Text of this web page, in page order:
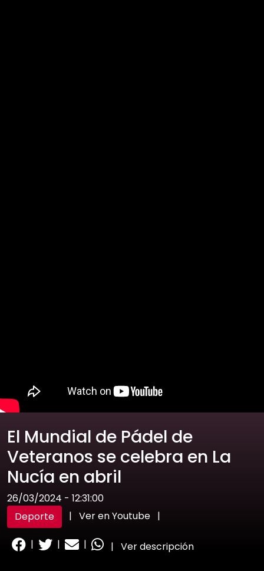
El Mundial de Pádel de
Veteranos se celebra en La
Nucía en abril
26/03/2024 - 12:31:00
Deporte
| Ver en Youtube |
| | | | Ver descripción